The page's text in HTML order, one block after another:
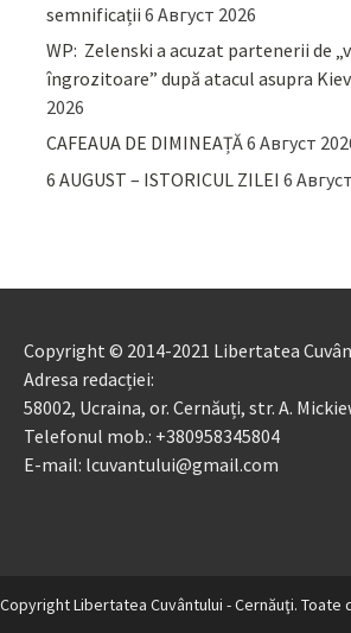
semnificații 6 Август 2026
WP: Zelenski a acuzat partenerii de
îngrozitoare” după atacul asupra
2026
CAFEAUA DE DIMINEAȚĂ6 Август
6 AUGUST – ISTORICUL ZILEI 6
Copyright © 2014-2021 Libertatea
Adresa redacției:
58002, Ucraina, or. Cernăuți, str. A.
Telefonul mob.: +380958345804
E-mail: lcuvantului@gmail.com
Copyright Libertatea Cuvântului - Cernăuţi.